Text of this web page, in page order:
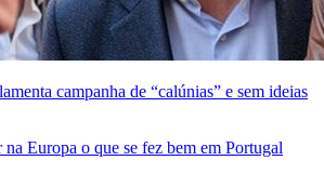
campanha de “calúnias” e sem ideias
Europa o que se fez bem em Portugal